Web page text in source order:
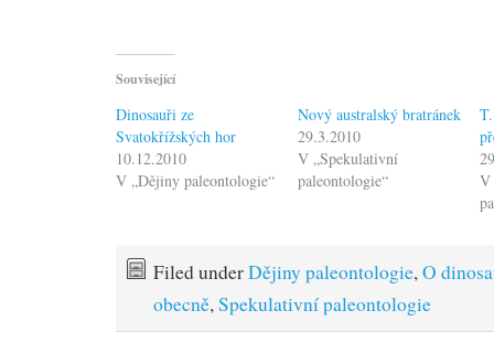
Související
Dinosauři ze
Svatokřížských hor
10.12.2010
V „Dějiny paleontologie“
Nový australský bratránek
29.3.2010
V „Spekulativní
paleontologie“
V
Filed underDějiny paleontologie, O
obecně, Spekulativní paleontologie